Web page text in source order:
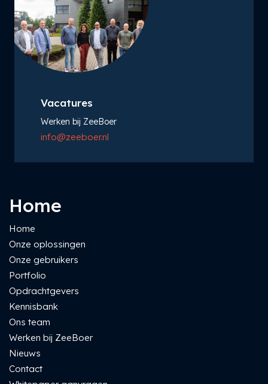
Vacatures
Werken bij ZeeBoer
info@zeeboer.nl
Home
Home
Onze oplossingen
Onze gebruikers
Portfolio
Opdrachtgevers
Kennisbank
Ons team
Werken bij ZeeBoer
Nieuws
Contact